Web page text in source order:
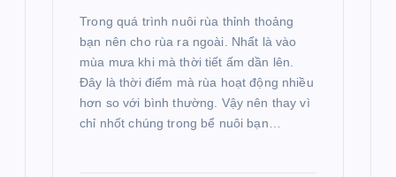
Trong quá trình nuôi rùa thỉnh thoảng
bạn nên cho rùa ra ngoài. Nhất là vào
mùa mưa khi mà thời tiết ấm dần lên.
Đây là thời điểm mà rùa hoạt động nhiều
hơn so với bình thường. Vậy nên thay vì
chỉ nhốt chúng trong bể nuôi bạn…